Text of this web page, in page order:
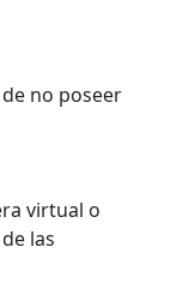
no poseer
virtual o
las